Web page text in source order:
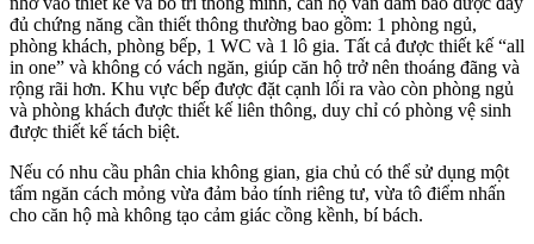
đủ chứng năng cần thiết thông thường bao gồm: 1 phòng ngủ,
phòng khách, phòng bếp, 1 WC và 1 lô gia. Tất cả được thiết kế “all
in one” và không có vách ngăn, giúp căn hộ trở nên thoáng đãng và
rộng rãi hơn. Khu vực bếp được đặt cạnh lối ra vào còn phòng ngủ
và phòng khách được thiết kế liên thông, duy chỉ có phòng vệ sinh
được thiết kế tách biệt.
Nếu có nhu cầu phân chia không gian, gia chủ có thể sử dụng một
tấm ngăn cách mỏng vừa đảm bảo tính riêng tư, vừa tô điểm nhấn
cho căn hộ mà không tạo cảm giác cồng kềnh, bí bách.